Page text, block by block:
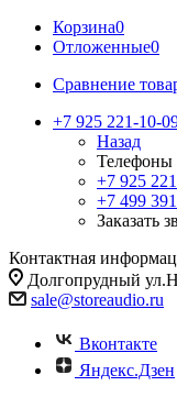
Корзина0
Отложенные0
Сравнение
+7 925 221-10-
Назад
Телефоны
+7 925
+7 499
Заказать
Контактная
Долгопрудный
sale@storeaudio.ru
Вконтакте
Яндекс.Дзен